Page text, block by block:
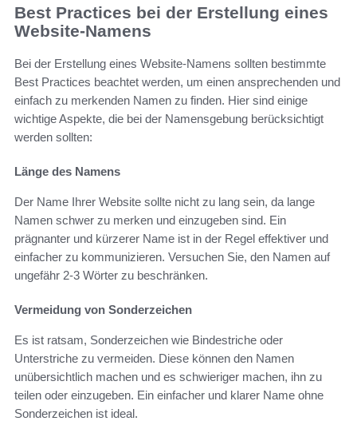
Best Practices bei der Erstellung eines
Website-Namens
Bei der Erstellung eines Website-Namens sollten bestimmte
Best Practices beachtet werden, um einen ansprechenden und
einfach zu merkenden Namen zu finden. Hier sind einige
wichtige Aspekte, die bei der Namensgebung berücksichtigt
werden sollten:
Länge des Namens
Der Name Ihrer Website sollte nicht zu lang sein, da lange
Namen schwer zu merken und einzugeben sind. Ein
prägnanter und kürzerer Name ist in der Regel effektiver und
einfacher zu kommunizieren. Versuchen Sie, den Namen auf
ungefähr 2-3 Wörter zu beschränken.
Vermeidung von Sonderzeichen
Es ist ratsam, Sonderzeichen wie Bindestriche oder
Unterstriche zu vermeiden. Diese können den Namen
unübersichtlich machen und es schwieriger machen, ihn zu
teilen oder einzugeben. Ein einfacher und klarer Name ohne
Sonderzeichen ist ideal.